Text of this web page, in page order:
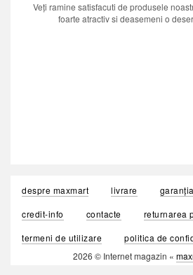
Veți ramine satisfacuti de produsele
foarte atractiv si deasemeni o
despre maxmart livrare garanția
credit-info
contacte
returnarea
termeni de utilizare
politica de
2026 © Internet magazin «